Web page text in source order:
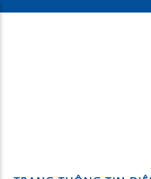
Skip